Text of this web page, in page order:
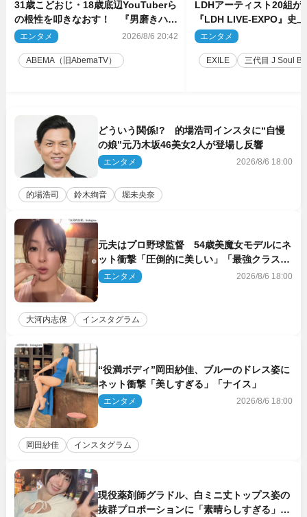
31歳こどおじ・18歳底辺YouTuberら
の根性を叩きなおす！ 『男磨きハウ
ス』第2弾コーチ陣発表
エンタメ 2026/8/6 20:42
ABEMA（旧AbemaTV）
LDHアーティスト20組
『LDH LIVE‐EXPO』史
技場で開催決定
エンタメ
EXILE 三代目 J Soul
どういう関係!? 的場浩司インスタに“自慢
の娘”元乃木坂46美女2人が登場し反響
エンタメ 2026/8/6 18:00
的場浩司 鈴木絢音 堀未央奈
元夫はプロ野球監督 54歳美魔女モデルにネ
ット衝撃「圧倒的に美しい」「最強クラス」
「うっとり」
エンタメ 2026/8/6 18:00
大河内志保 インスタグラム
“役満ボディ”岡田紗佳、ブルーのドレス姿に
ネット衝撃「美しすぎる」「ナイス」
エンタメ 2026/8/6 18:00
岡田紗佳 インスタグラム
現役薬剤師グラドル、白ミニ丈トップス姿の
抜群プロポーションに「素晴らしすぎる」